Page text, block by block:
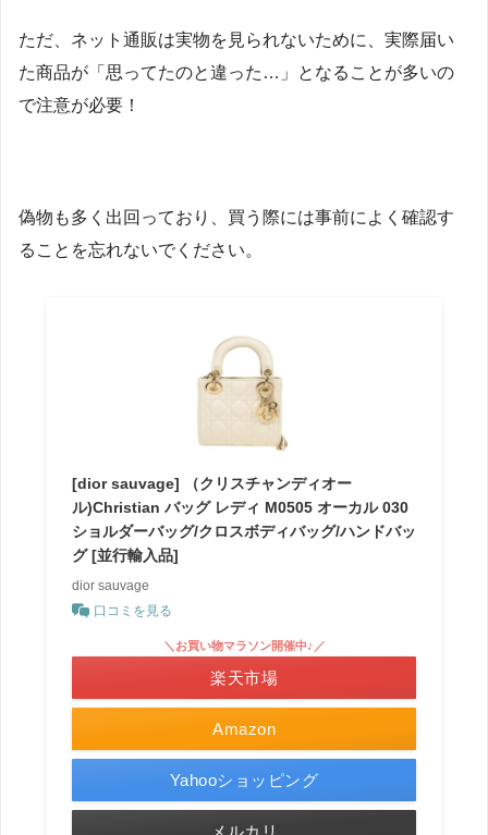
ただ、ネット通販は実物を見られないために、実際届い
た商品が「思ってたのと違った…」となることが多いの
で注意が必要！
偽物も多く出回っており、買う際には事前によく確認す
ることを忘れないでください。
[dior sauvage] （クリスチャンディオー
ル)Christian バッグ レディ M0505 オーカル 030
ショルダーバッグ/クロスボディバッグ/ハンドバッ
グ [並行輸入品]
dior sauvage
口コミを見る
Amazon
＼お買い物マラソン開催中♪／
楽天市場
Yahooショッピング
メルカリ